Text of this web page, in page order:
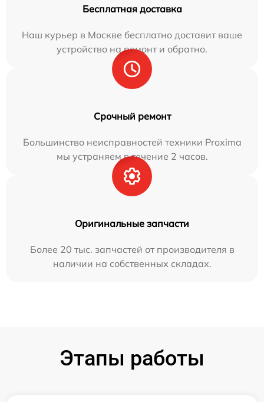
Бесплатная доставка
Наш курьер в Москве бесплатно доставит ваше
устройство на ремонт и обратно.
Срочный ремонт
Большинство неисправностей техники Proxima
мы устраняем в течение 2 часов.
Оригинальные запчасти
Более 20 тыс. запчастей от производителя в
наличии на собственных складах.
Этапы работы